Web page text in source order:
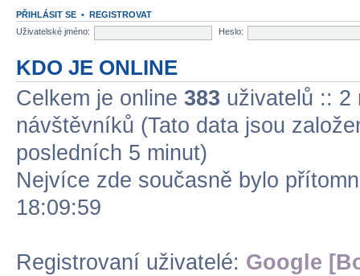
PŘIHLÁSIT SE • REGISTROVAT
Uživatelské jméno:
Heslo:
KDO JE ONLINE
Celkem je online 383 uživatelů :: 2
návštěvníků (Tato data jsou
posledních 5 minut)
Nejvíce zde současně bylo
18:09:59
Registrovaní uživatelé: Google